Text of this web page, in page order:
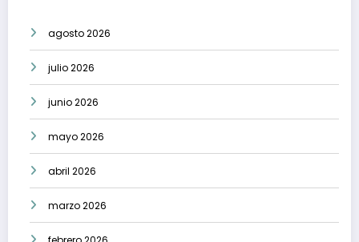
agosto 2026
julio 2026
junio 2026
mayo 2026
abril 2026
marzo 2026